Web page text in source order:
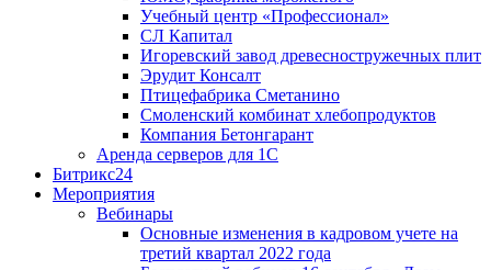
Учебный центр «Профессионал»
СЛ Капитал
Игоревский завод древесностружечных плит
Эрудит Консалт
Птицефабрика Сметанино
Смоленский комбинат хлебопродуктов
Компания Бетонгарант
Аренда серверов для 1С
Битрикс24
Мероприятия
Вебинары
Основные изменения в кадровом учете на
третий квартал 2022 года